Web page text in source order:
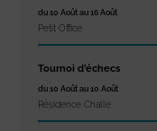
du 10 Août au 16 Août
Petit Office
Tournoi d’échecs
du 10 Août au 10 Août
Résidence Challe